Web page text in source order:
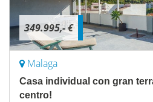
349.995,- €
Malaga
Casa individual con gran
centro!